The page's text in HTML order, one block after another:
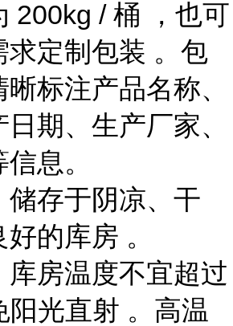
200kg / 桶 ，也可
求定制包装 。包
标注产品名称、
期、生产厂家、
息。
储存于阴凉、干
的库房 。
库房温度不宜超过
光直射 。高温